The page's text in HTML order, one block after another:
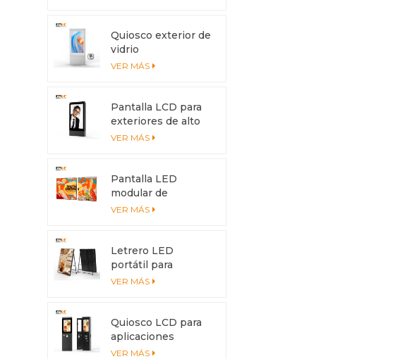
enfriamiento
Quiosco exterior de
vidrio
antideslumbrante
VER MÁS
Pantalla LCD para
exteriores de alto
brillo de 3500 nits
disipación de calor
VER MÁS
Pantalla LED
modular de
aluminio para
tamaño de
instalación.
VER MÁS
Letrero LED
portátil para
exteriores con
para comercios y
eventos
VER MÁS
Quiosco LCD para
aplicaciones
interactivas con
VER MÁS